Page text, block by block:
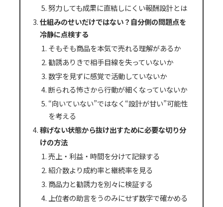
努力しても成果に直結しにくい報酬設計とは
仕組みのせいだけではない？自分側の問題点を
冷静に点検する
そもそも商品を本気で売れる理解があるか
勧誘ありきで相手目線を失っていないか
数字を見ずに感覚で活動していないか
断られる怖さから行動が細くなっていないか
“向いていない”ではなく“設計が甘い”可能性
を考える
稼げない状態から抜け出すために必要な切り分
けの方法
売上・利益・時間を分けて記録する
紹介数より成約率と継続率を見る
商品力と勧誘力を別々に検証する
上位者の助言をうのみにせず数字で確かめる